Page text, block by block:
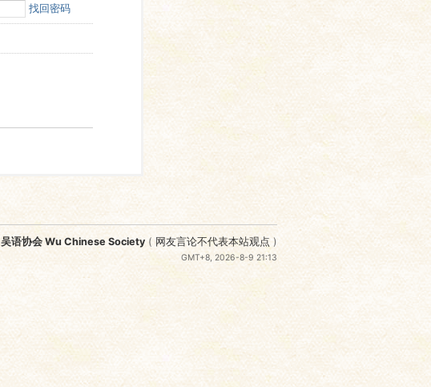
找回密码
吴语协会 Wu Chinese Society ( 网友言论不代表本站观点 )
GMT+8, 2026-8-9 21:13